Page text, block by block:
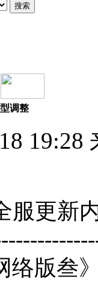
搜索
调整
服更新
络版叁